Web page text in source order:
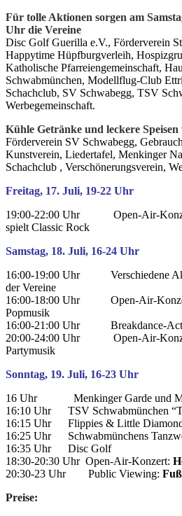
Für tolle Aktionen sorgen am
Uhr die Vereine
Disc Golf Guerilla e.V., Förderverein
Happytime Hüpfburgverleih,
Katholische Pfarreiengemeinschaft,
Schwabmünchen, Modellflug-Club
Schachclub, SV Schwabegg, TSV
Werbegemeinschaft.
Kühle Getränke und leckere
Förderverein SV Schwabegg,
Kunstverein, Liedertafel, Menkinger
Schachclub , Verschönerungsverein,
Freitag, 17. Juli, 19-22 Uhr
19:00-22:00 Uhr Open-Air-
spielt Classic Rock
Samstag, 18. Juli, 16-24 Uhr
16:00-19:00 Uhr Verschiedene
der Vereine
16:00-18:00 Uhr Open-Air-
Popmusik
16:00-21:00 Uhr Breakdance-Acts
20:00-24:00 Uhr Open-Air-
Partymusik
Sonntag, 19. Juli, 16-23 Uhr
16 Uhr Menkinger Garde und
16:10 Uhr TSV Schwabmünchen
16:15 Uhr Flippies & Little
16:25 Uhr Schwabmünchens
16:35 Uhr Disc Golf
18:30-20:30 Uhr Open-Air-Konzert:
20:30-23 Uhr Public Viewing:
Preise: